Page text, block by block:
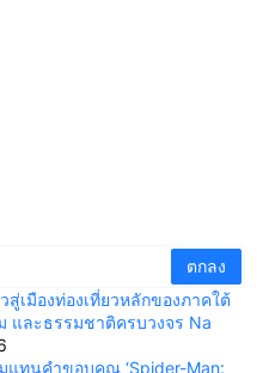
เมืองท่องเที่ยวหลักของภาคใต้
และธรรมชาติครบวงจร Na
แทนคำขอบคุณ ‘Spider-Man: